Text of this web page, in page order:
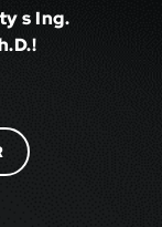
s Ing.